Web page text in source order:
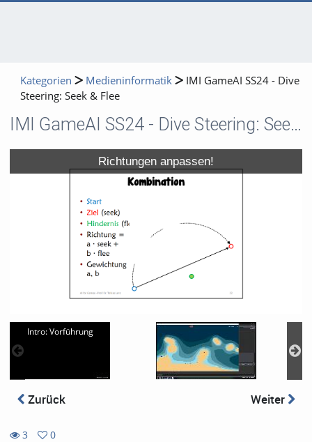
Kategorien Medieninformatik
IMI GameAI SS24 - Dive
Steering: Seek & Flee
IMI GameAI SS24 - Dive Steering: Seek & Flee
Richtungen anpassen!
Intro: Vorführung
Zurück Weiter
3
0